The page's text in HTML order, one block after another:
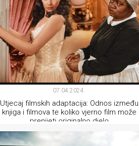
07.04.2024.
Utjecaj filmskih adaptacija: Odnos između
knjiga i filmova te koliko vjerno film može
prenijeti originalno djelo